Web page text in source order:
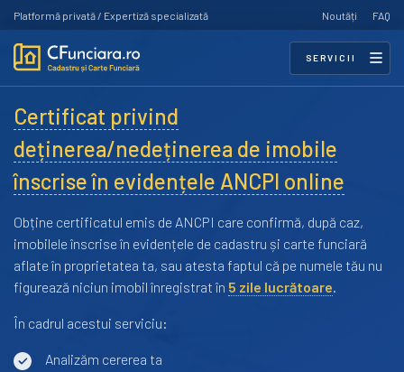
Platformă privată / Expertiză specializată Noutăți FAQ
SERVICII
Certificat privind
deținerea/nedeținerea de imobile
înscrise în evidențele ANCPI online
Obține certificatul emis de ANCPI care confirmă, după caz,
imobilele înscrise în evidențele de cadastru și carte funciară
aflate în proprietatea ta, sau atesta faptul că pe numele tău nu
figurează niciun imobil înregistrat în 5 zile lucrătoare.
În cadrul acestui serviciu:
Analizăm cererea ta